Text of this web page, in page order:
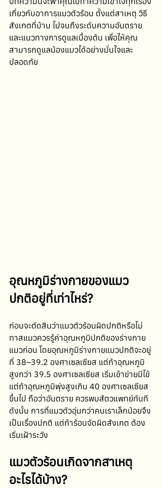
เกี่ยวกับอาการแมวตัวร้อน ตั้งแต่สาเหตุ วิธี
สังเกตที่บ้าน ไปจนถึงระดับความอันตราย
และแนวทางการดูแลเบื้องต้น เพื่อให้คุณ
สามารถดูแลน้องแมวได้อย่างมั่นใจและ
ปลอดภัย
อุณหภูมิร่างกายของแมว
ปกติอยู่ที่เท่าไหร่?
ก่อนจะตัดสินว่าแมวตัวร้อนผิดปกติหรือไม่
ทาสแมวควรรู้ค่าอุณหภูมิปกติของร่างกาย
แมวก่อน โดยอุณหภูมิร่างกายแมวปกติจะอยู่
ที่ 38–39.2 องศาเซลเซียส แต่ถ้าอุณหภูมิ
สูงกว่า 39.5 องศาเซลเซียส เริ่มเข้าข่ายมีไข้
แต่ถ้าอุณหภูมิพุ่งสูงเกิน 40 องศาเซลเซียส
ขึ้นไป ถือว่าอันตราย ควรพบสัตวแพทย์ทันที
ดังนั้น การที่แมวตัวอุ่นกว่าคนเราเล็กน้อยจึง
เป็นเรื่องปกติ แต่ถ้าร้อนจัดผิดสังเกต ต้อง
เริ่มเฝ้าระวัง
แมวตัวร้อนเกิดจากสาเหตุ
อะไรได้บ้าง?